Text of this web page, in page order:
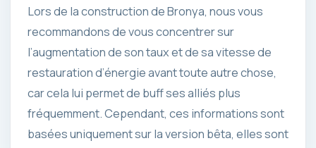
Lors de la construction de Bronya, nous vous
recommandons de vous concentrer sur
l’augmentation de son taux et de sa vitesse de
restauration d’énergie avant toute autre chose,
car cela lui permet de buff ses alliés plus
fréquemment. Cependant, ces informations sont
basées uniquement sur la version bêta, elles sont